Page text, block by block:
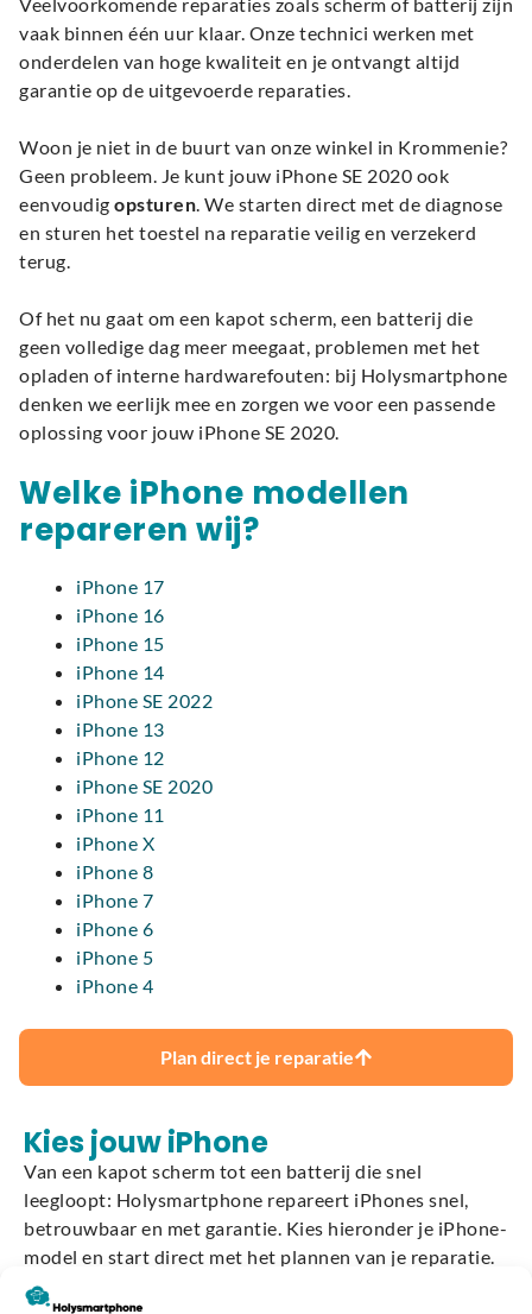
vaak binnen één uur klaar. Onze technici werken met
onderdelen van hoge kwaliteit en je ontvangt altijd
garantie op de uitgevoerde reparaties.
Woon je niet in de buurt van onze winkel in Krommenie?
Geen probleem. Je kunt jouw iPhone SE 2020 ook
eenvoudig opsturen. We starten direct met de diagnose
en sturen het toestel na reparatie veilig en verzekerd
terug.
Of het nu gaat om een kapot scherm, een batterij die
geen volledige dag meer meegaat, problemen met het
opladen of interne hardwarefouten: bij Holysmartphone
denken we eerlijk mee en zorgen we voor een passende
oplossing voor jouw iPhone SE 2020.
Welke iPhone modellen
repareren wij?
iPhone 17
iPhone 16
iPhone 15
iPhone 14
iPhone SE 2022
iPhone 13
iPhone 12
iPhone SE 2020
iPhone 11
iPhone X
iPhone 8
iPhone 7
iPhone 6
iPhone 5
iPhone 4
Plan direct je reparatie
Kies jouw iPhone
Van een kapot scherm tot een batterij die snel
leegloopt: Holysmartphone repareert iPhones snel,
betrouwbaar en met garantie. Kies hieronder je iPhone-
model en start direct met het plannen van je reparatie.